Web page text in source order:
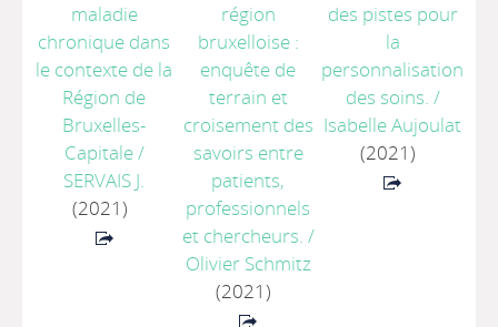
maladie
chronique dans
le contexte de la
Région de
Bruxelles-
Capitale/
SERVAIS J.
(2021)
région
bruxelloise :
enquête de
terrain et
croisement des
savoirs entre
patients,
professionnels
et chercheurs. /
Olivier Schmitz
(2021)
des pistes pour
la
personnalisation
des soins. /
Isabelle Aujoulat
(2021)